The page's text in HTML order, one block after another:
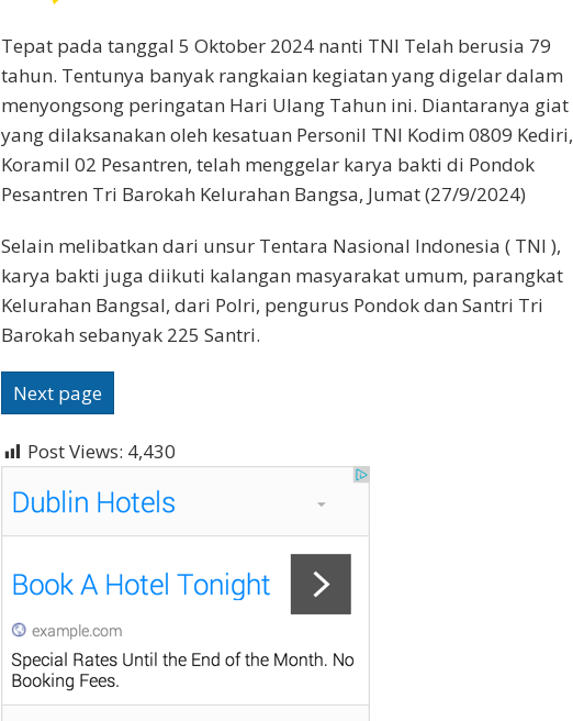
Tepat pada tanggal 5 Oktober 2024 nanti TNI Telah berusia 79
tahun. Tentunya banyak rangkaian kegiatan yang digelar dalam
menyongsong peringatan Hari Ulang Tahun ini. Diantaranya giat
yang dilaksanakan oleh kesatuan Personil TNI Kodim 0809 Kediri,
Koramil 02 Pesantren, telah menggelar karya bakti di Pondok
Pesantren Tri Barokah Kelurahan Bangsa, Jumat (27/9/2024)
Selain melibatkan dari unsur Tentara Nasional Indonesia ( TNI ),
karya bakti juga diikuti kalangan masyarakat umum, parangkat
Kelurahan Bangsal, dari Polri, pengurus Pondok dan Santri Tri
Barokah sebanyak 225 Santri.
Next page
Post Views: 4,430